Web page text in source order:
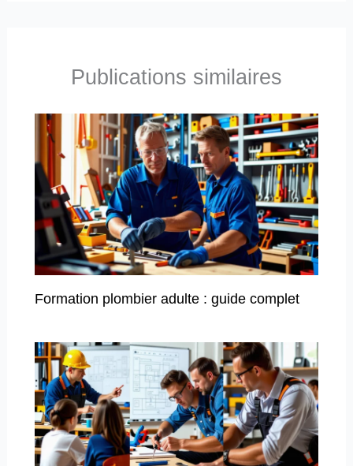
Publications similaires
Formation plombier adulte : guide complet